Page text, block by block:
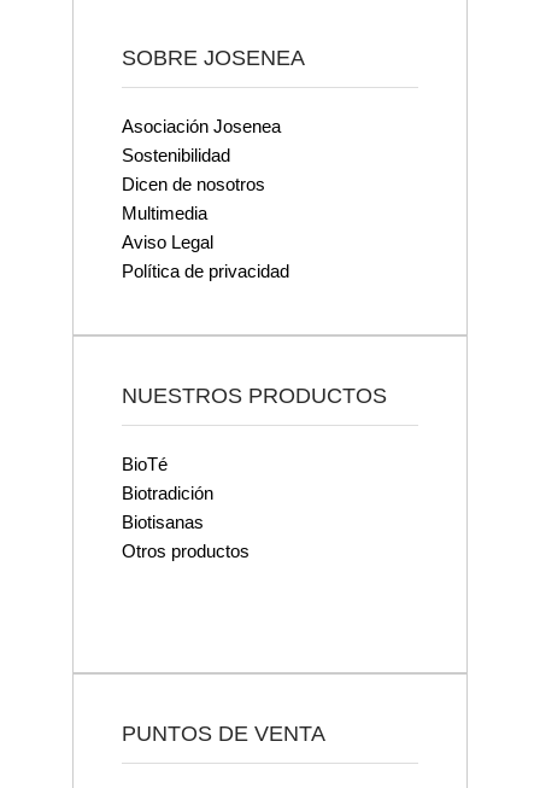
SOBRE JOSENEA
Asociación Josenea
Sostenibilidad
Dicen de nosotros
Multimedia
Aviso Legal
Política de privacidad
NUESTROS PRODUCTOS
BioTé
Biotradición
Biotisanas
Otros productos
PUNTOS DE VENTA